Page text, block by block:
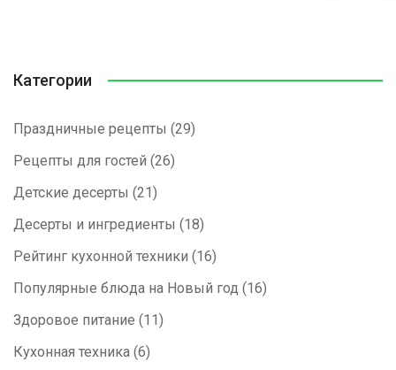
Категории
Праздничные рецепты (29)
Рецепты для гостей (26)
Детские десерты (21)
Десерты и ингредиенты (18)
Рейтинг кухонной техники (16)
Популярные блюда на Новый год (16)
Здоровое питание (11)
Кухонная техника (6)